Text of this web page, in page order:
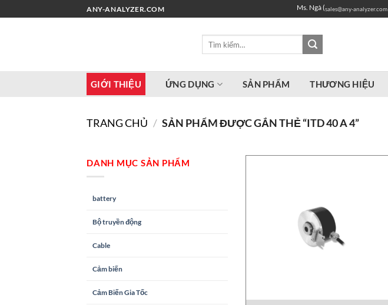
đến
ANY-ANALYZER.COM Ms. Ngà (sales@any-analyzer.com
GIỚI THIỆU ỨNG DỤNG SẢN PHẨM THƯƠNG HIỆU
TRANG CHỦ / SẢN PHẨM ĐƯỢC GẮN THẺ “ITD 40 A 4”
DANH MỤC SẢN PHẨM
battery
Bộ truyền động
Cable
Cảm biến
Cảm Biến Gia Tốc